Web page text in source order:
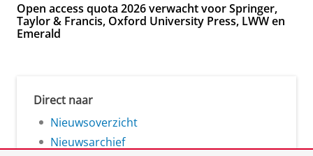
Open access quota 2026 verwacht voor Springer,
Taylor & Francis, Oxford University Press, LWW en
Emerald
Direct naar
Nieuwsoverzicht
Nieuwsarchief